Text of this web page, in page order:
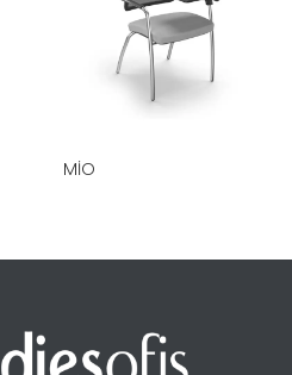
MIO